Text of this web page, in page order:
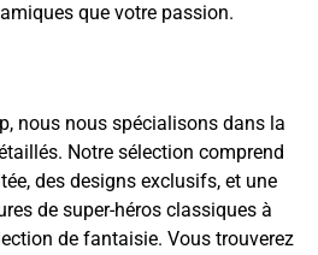
que votre passion.
nous nous spécialisons dans la
Notre sélection comprend
des designs exclusifs, et une
de super-héros classiques à
de fantaisie. Vous trouverez